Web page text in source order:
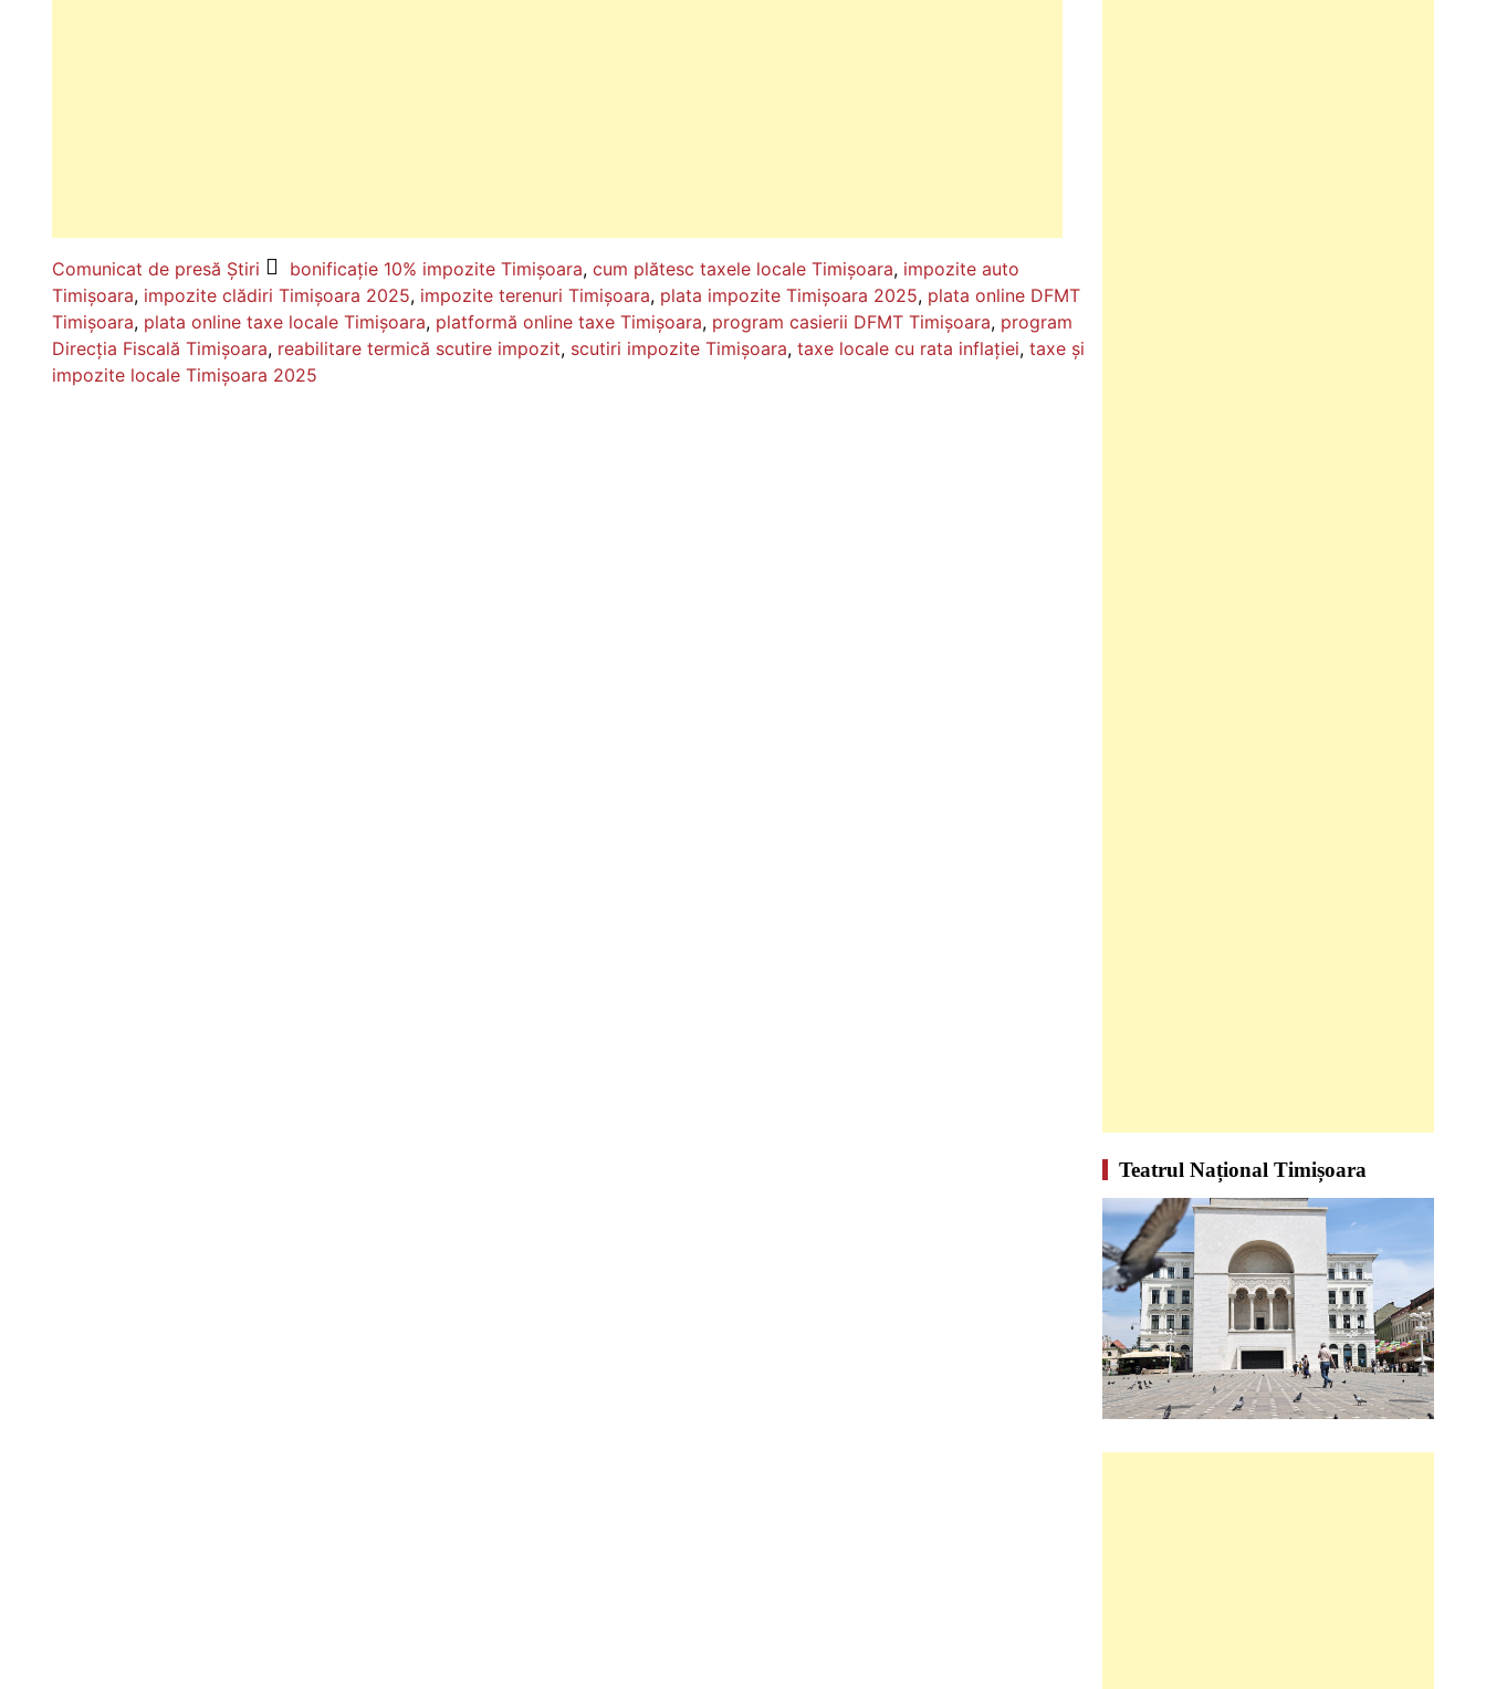
Comunicat de presă Știri bonificație 10% impozite Timișoara, cum plătesc taxele locale Timișoara, impozite auto
Timișoara, impozite clădiri Timișoara 2025, impozite terenuri Timișoara, plata impozite Timișoara 2025, plata online DFMT
Timișoara, plata online taxe locale Timișoara, platformă online taxe Timișoara, program casierii DFMT Timișoara, program
Direcția Fiscală Timișoara, reabilitare termică scutire impozit, scutiri impozite Timișoara, taxe locale cu rata inflației, taxe și
impozite locale Timișoara 2025
Teatrul Național Timișoara